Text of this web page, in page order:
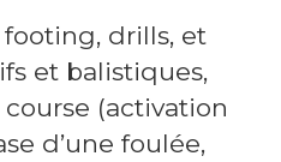
drills, et
et balistiques,
(activation
d’une foulée,